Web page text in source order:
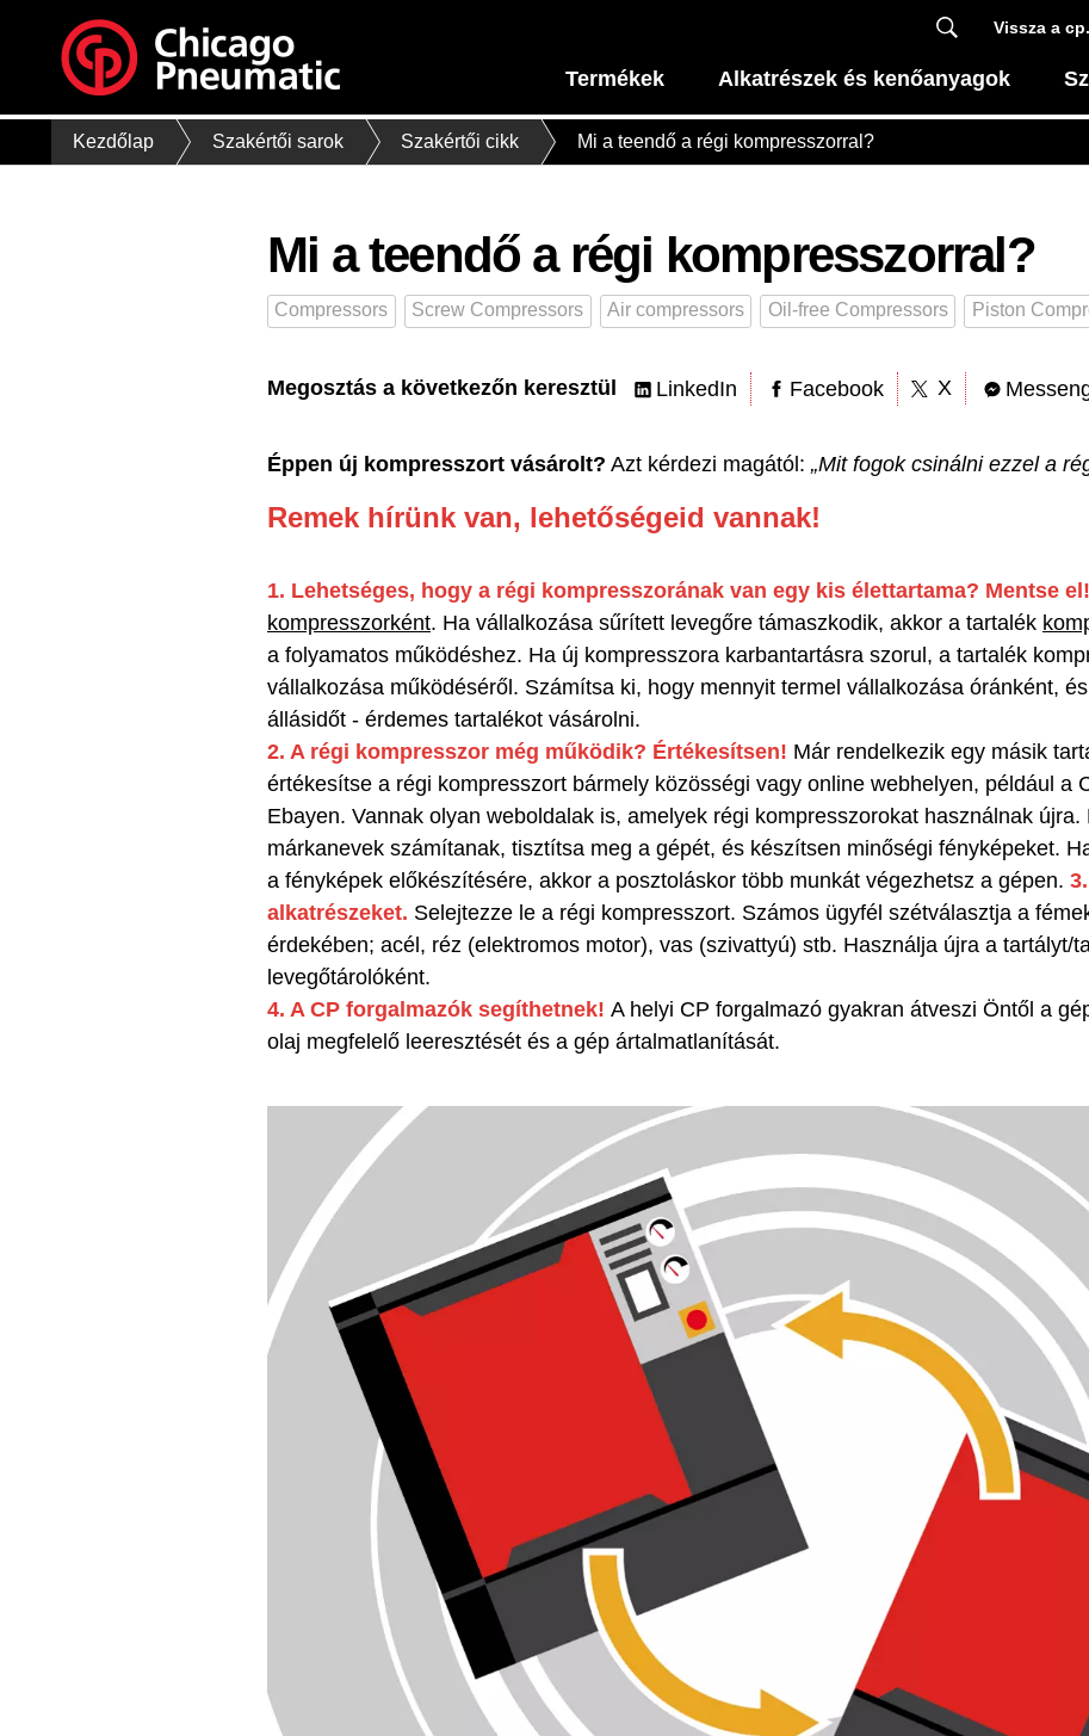
Vissza a
Termékek Alkatrészek és kenőanyagok
Kezdőlap Szakértői sarok Szakértői cikk Mi a teendő a régi kompresszorral?
Mi a teendő a régi kompresszorral?
Compressors Screw Compressors Air compressors Oil-free Compressors Piston
Megosztás a következőn keresztül LinkedIn Facebook X
Éppen új kompresszort vásárolt? Azt kérdezi magától: „Mit fogok csinálni ezzel a
Remek hírünk van, lehetőségeid vannak!
1. Lehetséges, hogy a régi kompresszorának van egy kis élettartama? Mentse el!
kompresszorként. Ha vállalkozása sűrített levegőre támaszkodik, akkor a tartalék
a folyamatos működéshez. Ha új kompresszora karbantartásra szorul, a tartalék
vállalkozása működéséről. Számítsa ki, hogy mennyit termel vállalkozása óránként,
állásidőt - érdemes tartalékot vásárolni.
2. A régi kompresszor még működik? Értékesítsen! Már rendelkezik egy másik
értékesítse a régi kompresszort bármely közösségi vagy online webhelyen, például a
Ebayen. Vannak olyan weboldalak is, amelyek régi kompresszorokat használnak
márkanevek számítanak, tisztítsa meg a gépét, és készítsen minőségi fényképeket.
a fényképek előkészítésére, akkor a posztoláskor több munkát végezhetsz a gépen.
alkatrészeket. Selejtezze le a régi kompresszort. Számos ügyfél szétválasztja a
érdekében; acél, réz (elektromos motor), vas (szivattyú) stb. Használja újra a tartályt/
levegőtárolóként.
4. A CP forgalmazók segíthetnek! A helyi CP forgalmazó gyakran átveszi Öntől a
olaj megfelelő leeresztését és a gép ártalmatlanítását.